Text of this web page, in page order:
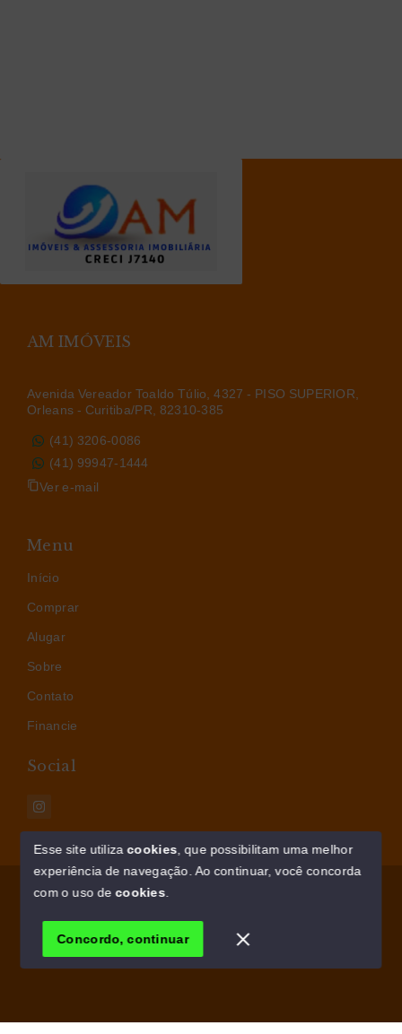
AM IMÓVEIS
Avenida Vereador Toaldo Túlio, 4327 - PISO SUPERIOR,
Orleans - Curitiba/PR, 82310-385
(41) 3206-0086
(41) 99947-1444
Ver e-mail
Menu
Início
Comprar
Alugar
Sobre
Contato
Financie
Social
© Copyright 2026 - AM IMÓVEIS - Todos os direitos
SITE PARA IMOBILIARIA
Esse site utilizacookies , que possibilitam uma melhor
experiência de navegação. Ao continuar, você concorda
com o uso decookies
Concordo, continuar